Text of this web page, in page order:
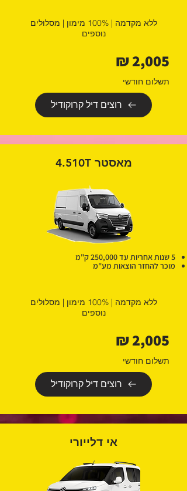
ללא מקדמה | 100% מימון | מסלולים
נוספים
2,005 ₪
תשלום חודשי
רוצים דיל קרוקודיל
מאסטר 4.510T
5 שנות אחריות עד 250,000 ק"מ
מוכר להחזר הוצאות מע"מ
ללא מקדמה | 100% מימון | מסלולים
נוספים
2,005 ₪
תשלום חודשי
רוצים דיל קרוקודיל
אי דלייורי